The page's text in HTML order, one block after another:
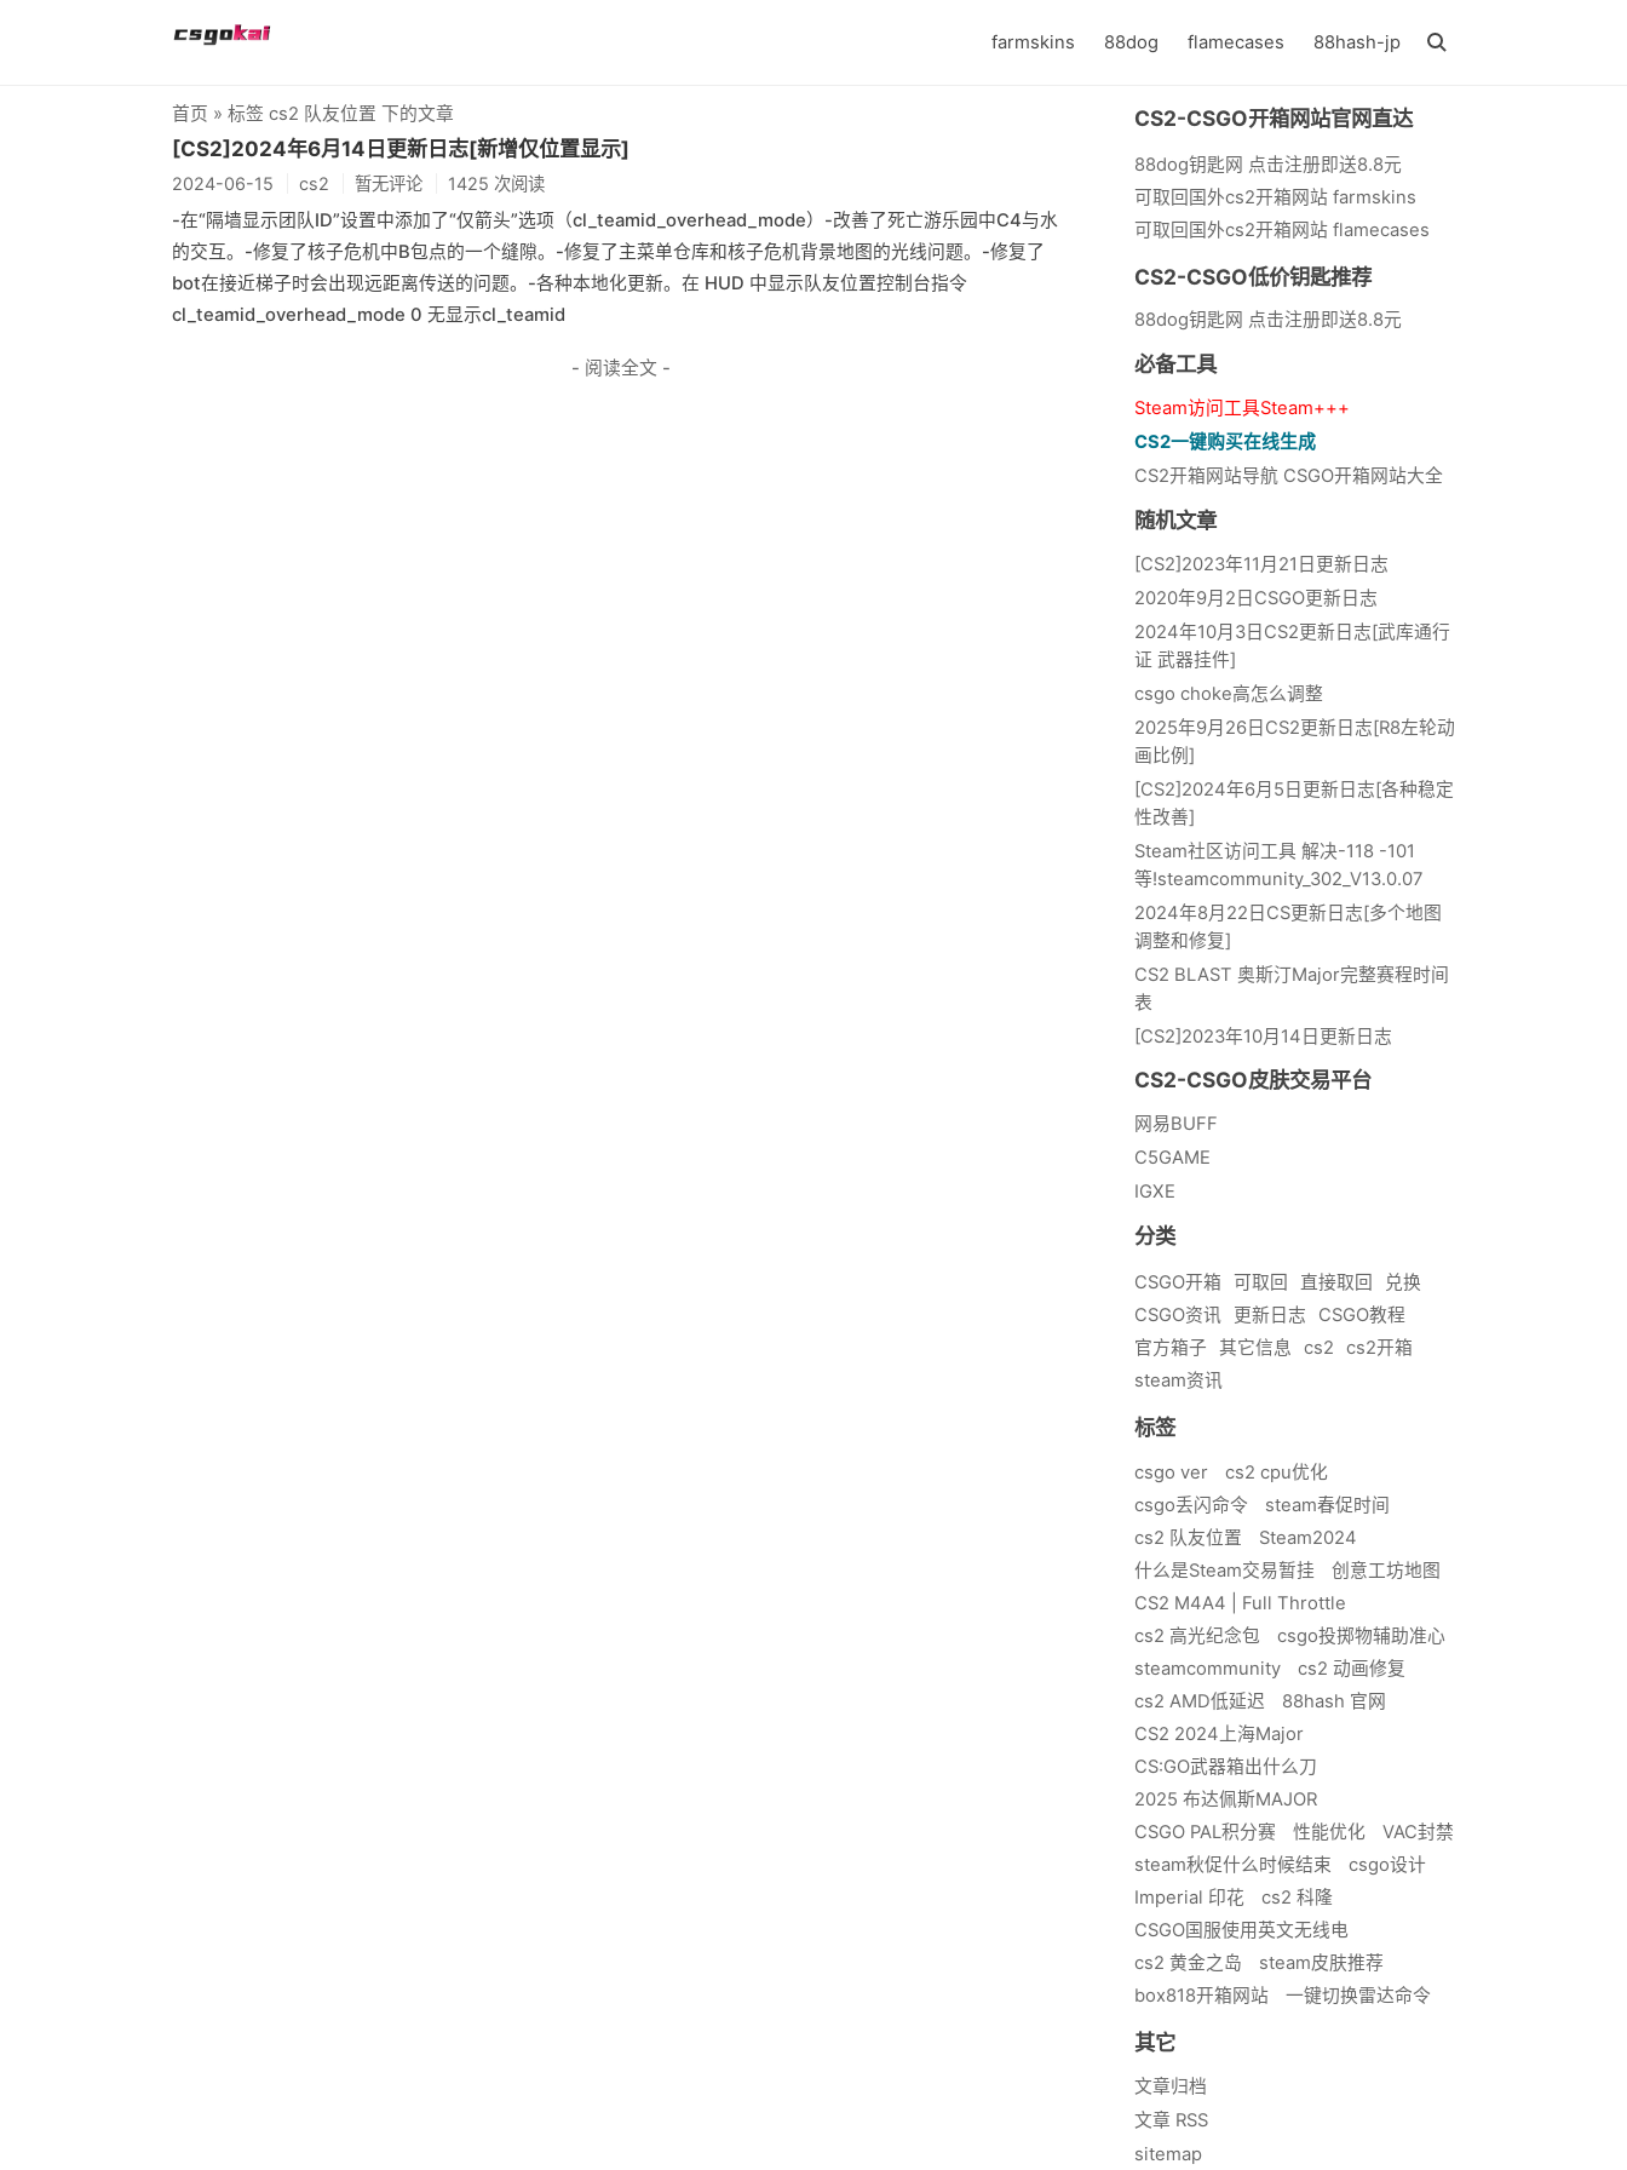
farmskins 88dog flamecases 88hash-jp
首页 » 标签 cs2 队友位置 下的文章
[CS2]2024年6月14日更新日志[新增仅位置显示]
2024-06-15 cs2 暂无评论 1425 次阅读
-在“隔墙显示团队ID”设置中添加了“仅箭头”选项（cl_teamid_overhead_mode）-改善了死亡游乐园中C4与水
的交互。-修复了核子危机中B包点的一个缝隙。-修复了主菜单仓库和核子危机背景地图的光线问题。-修复了
bot在接近梯子时会出现远距离传送的问题。-各种本地化更新。在 HUD 中显示队友位置控制台指令
cl_teamid_overhead_mode 0 无显示cl_teamid
- 阅读全文 -
CS2-CSGO开箱网站官网直达
88dog钥匙网 点击注册即送8.8元
可取回国外cs2开箱网站 farmskins
可取回国外cs2开箱网站 flamecases
CS2-CSGO低价钥匙推荐
88dog钥匙网 点击注册即送8.8元
必备工具
Steam访问工具Steam+++
CS2一键购买在线生成
CS2开箱网站导航 CSGO开箱网站大全
随机文章
[CS2]2023年11月21日更新日志
2020年9月2日CSGO更新日志
2024年10月3日CS2更新日志[武库通行
证 武器挂件]
csgo choke高怎么调整
2025年9月26日CS2更新日志[R8左轮动
画比例]
[CS2]2024年6月5日更新日志[各种稳定
性改善]
Steam社区访问工具 解决-118 -101
等!steamcommunity_302_V13.0.07
2024年8月22日CS更新日志[多个地图
调整和修复]
CS2 BLAST 奥斯汀Major完整赛程时间
表
[CS2]2023年10月14日更新日志
CS2-CSGO皮肤交易平台
网易BUFF
C5GAME
IGXE
分类
CSGO开箱 可取回 直接取回
兑换
CSGO资讯
更新日志
CSGO教程
官方箱子
其它信息 cs2
cs2开箱
steam资讯
标签
csgo ver
cs2 cpu优化
csgo丢闪命令
steam春促时间
cs2 队友位置
Steam2024
什么是Steam交易暂挂
创意工坊地图
CS2 M4A4 | Full Throttle
cs2 高光纪念包
csgo投掷物辅助准心
steamcommunity
cs2 动画修复
cs2 AMD低延迟
88hash 官网
CS2 2024上海Major
CS:GO武器箱出什么刀
2025 布达佩斯MAJOR
CSGO PAL积分赛
性能优化
VAC封禁
steam秋促什么时候结束
csgo设计
Imperial 印花
cs2 科隆
CSGO国服使用英文无线电
cs2 黄金之岛
steam皮肤推荐
box818开箱网站
一键切换雷达命令
其它
文章归档
文章 RSS
sitemap